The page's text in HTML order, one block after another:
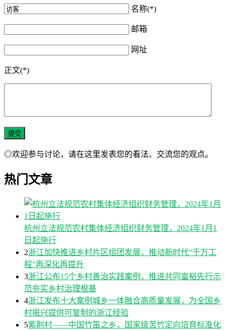
名称(*)
邮箱
网址
正文(*)
◎欢迎参与讨论，请在这里发表您的看法、交流您的观点。
热门文章
杭州立法规范农村集体经济组织财务管理，2024年1月1
日起施行
2浙江加快推进乡村片区组团发展，推动新时代“千万工
程”再深化再提升
3浙江公布15个乡村善治实践案例，推进共同富裕先行示
范夯实乡村治理根基
4浙江发布十大案例城乡一体融合高质量发展，为全国乡
村振兴提供可复制的浙江经验
5紫荆村——中国竹笛之乡，国家级苦竹定向培育标准化